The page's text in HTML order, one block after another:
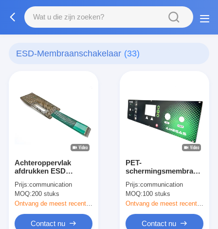
ESD-Membraanschakelaar (33)
Achteroppervlak
afdrukken ESD
touchscreen
schakelaar met platte
toetsen
Prijs:communication
MOQ:200 stuks
Ontvang de meest recente Prijs
Contact nu
PET-
schermingsmembraan
elektriciteit voor
computertoetsenborden
Prijs:communication
MOQ:100 stuks
Contact nu